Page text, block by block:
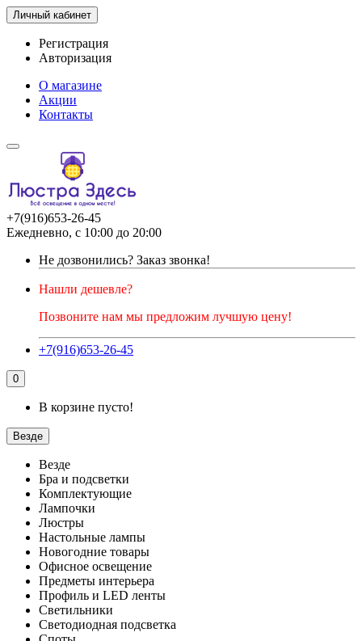
Личный кабинет
Регистрация
Авторизация
О магазине
Акции
Контакты
+7(916)653-26-45
Ежедневно, с 10:00 до 20:00
Не дозвонились? Заказ звонка!
Нашли дешевле?
Позвоните нам мы предложим лучшую цену!
+7(916)653-26-45
0
В корзине пусто!
Везде
Везде
Бра и подсветки
Комплектующие
Лампочки
Люстры
Настольные лампы
Новогодние товары
Офисное освещение
Предметы интерьера
Профиль и LED ленты
Светильники
Светодиодная подсветка